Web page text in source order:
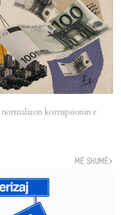
normalizon korrupsionin e
MË SHUMË